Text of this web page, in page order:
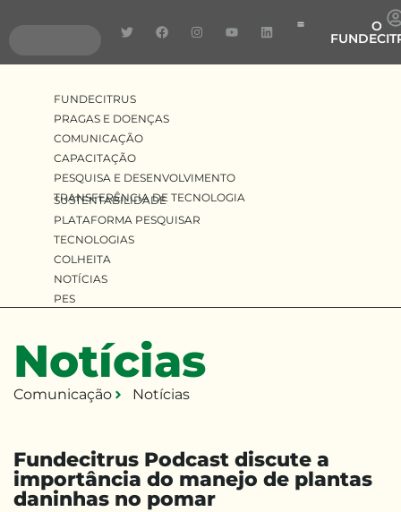
O
SUSTENTABILIDADE
PLATAFORMA PESQUISAR
TECNOLOGIAS
COLHEITA
NOTÍCIAS
PES
FUNDECITRUS
PRAGAS E DOENÇAS
COMUNICAÇÃO
CAPACITAÇÃO
PESQUISA E DESENVOLVIMENTO
TRANSFERÊNCIA DE TECNOLOGIA
Notícias
Comunicação Notícias
Fundecitrus Podcast discute a
importância do manejo de plantas
daninhas no pomar